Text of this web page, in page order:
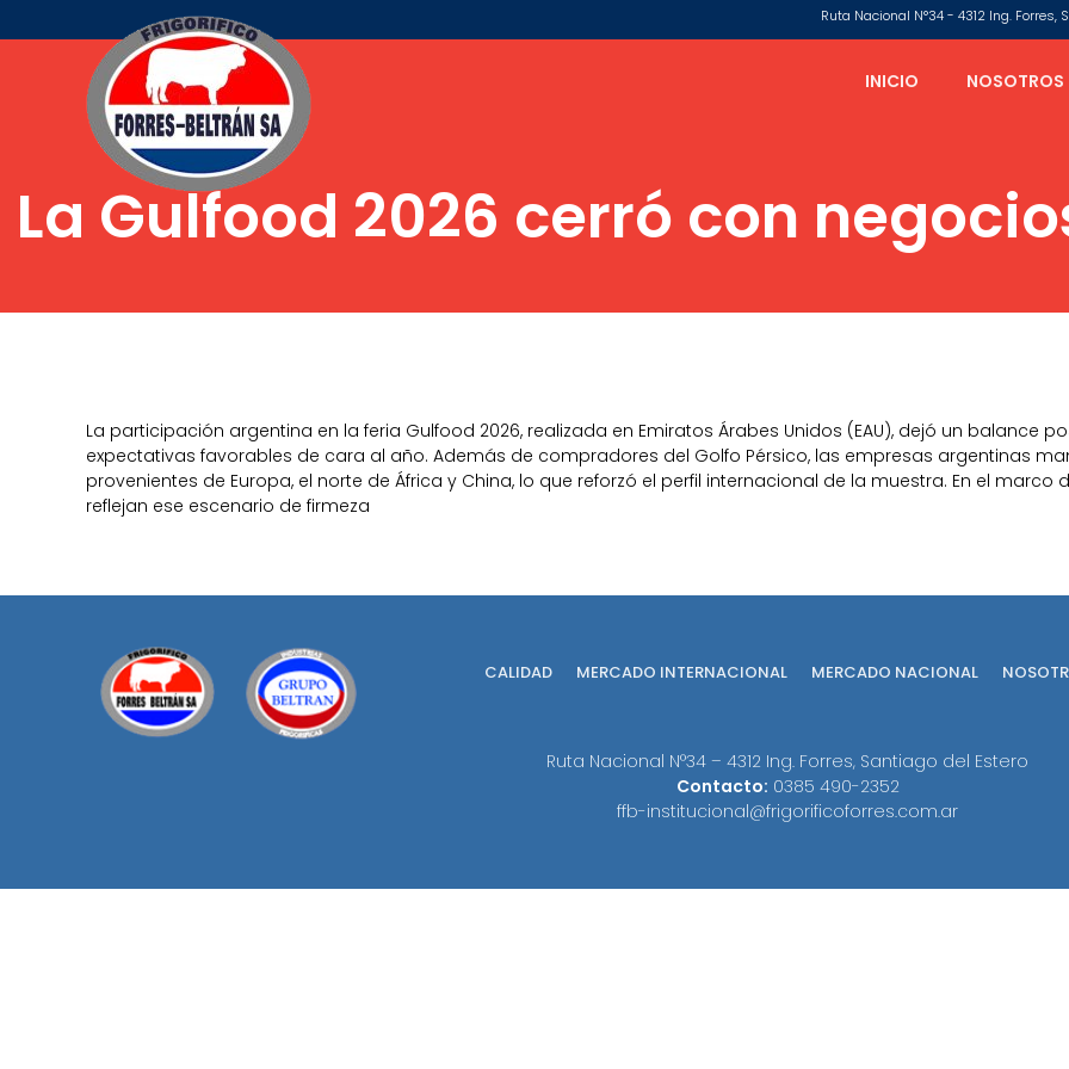
Ruta Nacional N°34 - 4312 Ing.
INICIO NOSOTROS
La Gulfood 2026 cerró con
La participación argentina en la feria Gulfood 2026, realizada en Emiratos Árabes Unidos (EAU), dejó un balance
expectativas favorables de cara al año. Además de compradores del Golfo Pérsico, las empresas argentinas
provenientes de Europa, el norte de África y China, lo que reforzó el perfil internacional de la muestra. En el
reflejan ese escenario de firmeza
CALIDAD MERCADO INTERNACIONAL MERCADO NACIONAL
Ruta Nacional N°34 – 4312 Ing. Forres, Santiago del Estero
Contacto: 0385 490-2352
ffb-institucional@frigorificoforres.com.ar